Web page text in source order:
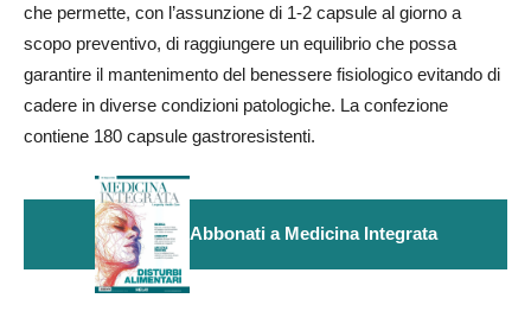
che permette, con l’assunzione di 1-2 capsule al giorno a
scopo preventivo, di raggiungere un equilibrio che possa
garantire il mantenimento del benessere fisiologico evitando di
cadere in diverse condizioni patologiche. La confezione
contiene 180 capsule gastroresistenti.
Abbonati a Medicina Integrata